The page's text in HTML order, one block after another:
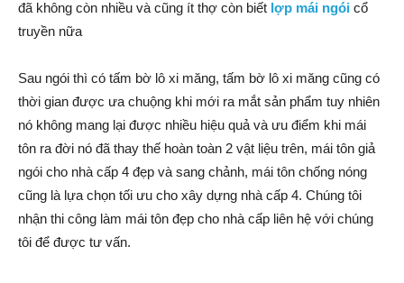
đã không còn nhiều và cũng ít thợ còn biết lợp mái ngói cổ
truyền nữa
Sau ngói thì có tấm bờ lô xi măng, tấm bờ lô xi măng cũng có
thời gian được ưa chuộng khi mới ra mắt sản phẩm tuy nhiên
nó không mang lại được nhiều hiệu quả và ưu điểm khi mái
tôn ra đời nó đã thay thế hoàn toàn 2 vật liệu trên, mái tôn giả
ngói cho nhà cấp 4 đẹp và sang chảnh, mái tôn chống nóng
cũng là lựa chọn tối ưu cho xây dựng nhà cấp 4. Chúng tôi
nhận thi công làm mái tôn đẹp cho nhà cấp liên hệ với chúng
tôi để được tư vấn.